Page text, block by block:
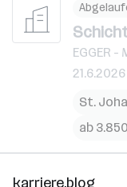
EGGER -
21.6.2026
St.
ab
karriere.blog